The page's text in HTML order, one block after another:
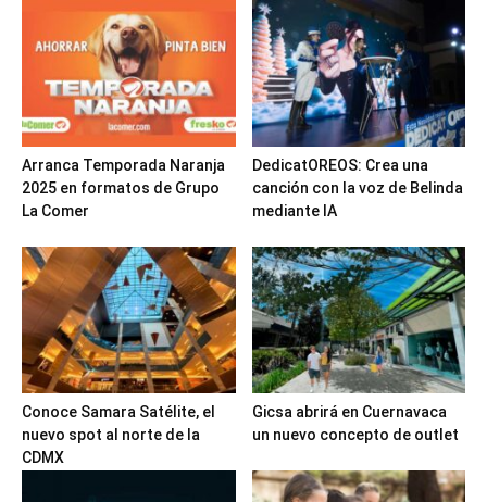
Arranca Temporada Naranja
2025 en formatos de Grupo
La Comer
DedicatOREOS: Crea una
canción con la voz de Belinda
mediante IA
Conoce Samara Satélite, el
nuevo spot al norte de la
CDMX
Gicsa abrirá en Cuernavaca
un nuevo concepto de outlet